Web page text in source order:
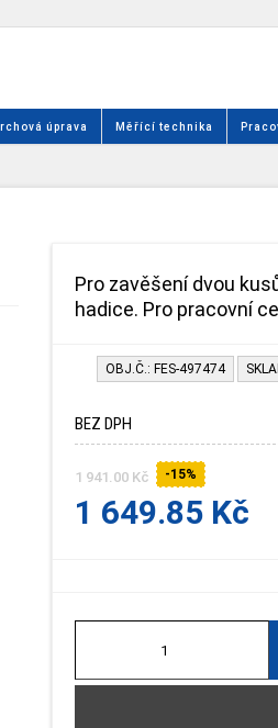
úprava Měřící technika
Pro zavěšení dvou
hadice. Pro pracovní
OBJ.Č.: FES-497474
BEZ DPH
1 941.00 Kč -15%
1 649.85 Kč